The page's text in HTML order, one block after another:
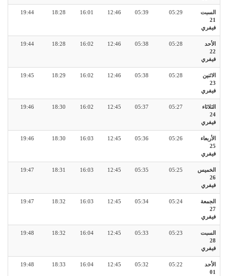
السبت
21
فيفري
05:29
05:39
12:46
16:01
18:28
19:44
الأحد
22
فيفري
05:28
05:38
12:46
16:02
18:28
19:44
الاثنين
23
فيفري
05:28
05:38
12:46
16:02
18:29
19:45
الثلاثاء
24
فيفري
05:27
05:37
12:45
16:02
18:30
19:46
الأربعاء
25
فيفري
05:26
05:36
12:45
16:03
18:30
19:46
الخميس
26
فيفري
05:25
05:35
12:45
16:03
18:31
19:47
الجمعة
27
فيفري
05:24
05:34
12:45
16:03
18:32
19:47
السبت
28
فيفري
05:23
05:33
12:45
16:04
18:32
19:48
الأحد
01
05:22
05:32
12:45
16:04
18:33
19:48